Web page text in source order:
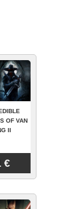
OF VAN
II
€